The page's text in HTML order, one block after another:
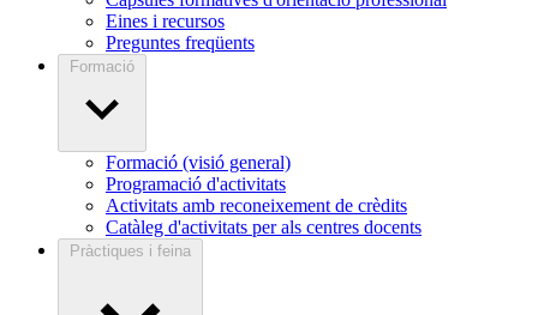
Eines i recursos
Preguntes freqüents
Formació
Formació (visió general)
Programació d'activitats
Activitats amb reconeixement de crèdits
Catàleg d'activitats per als centres docents
Pràctiques i feina